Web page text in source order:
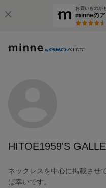
お買いものが
minneのア
HITOE1959'S
ネックレスを中心に掲載させ
ば幸いです。